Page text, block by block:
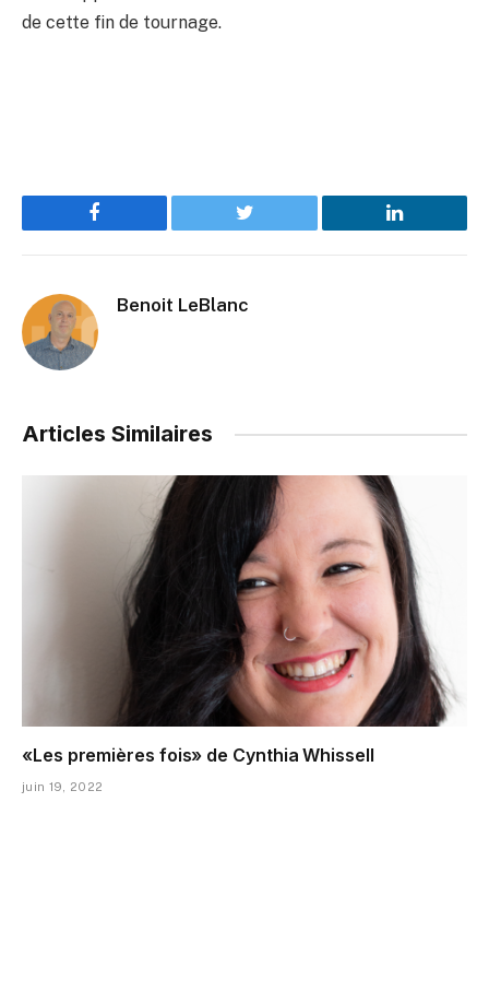
de cette fin de tournage.
Facebook Twitter LinkedIn
Benoit LeBlanc
Articles Similaires
«Les premières fois» de Cynthia Whissell
juin 19, 2022